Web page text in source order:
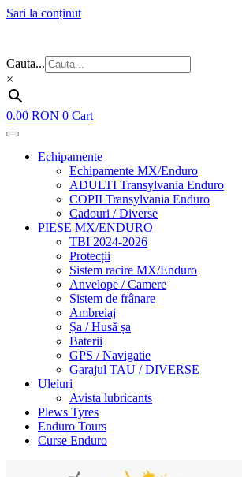
Sari la conținut
Cauta...
×
0.00 RON 0 Cart
Echipamente
Echipamente MX/Enduro
ADULTI Transylvania Enduro
COPII Transylvania Enduro
Cadouri / Diverse
PIESE MX/ENDURO
TBI 2024-2026
Protecții
Sistem racire MX/Enduro
Anvelope / Camere
Sistem de frânare
Ambreiaj
Șa / Husă șa
Baterii
GPS / Navigatie
Garajul TAU / DIVERSE
Uleiuri
Avista lubricants
Plews Tyres
Enduro Tours
Curse Enduro